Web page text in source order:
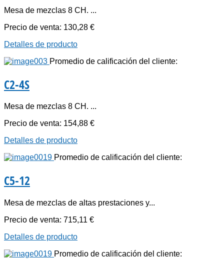
Mesa de mezclas 8 CH. ...
Precio de venta: 130,28 €
Detalles de producto
Promedio de calificación del cliente:
C2-4S
Mesa de mezclas 8 CH. ...
Precio de venta: 154,88 €
Detalles de producto
Promedio de calificación del cliente:
C5-12
Mesa de mezclas de altas prestaciones y...
Precio de venta: 715,11 €
Detalles de producto
Promedio de calificación del cliente: